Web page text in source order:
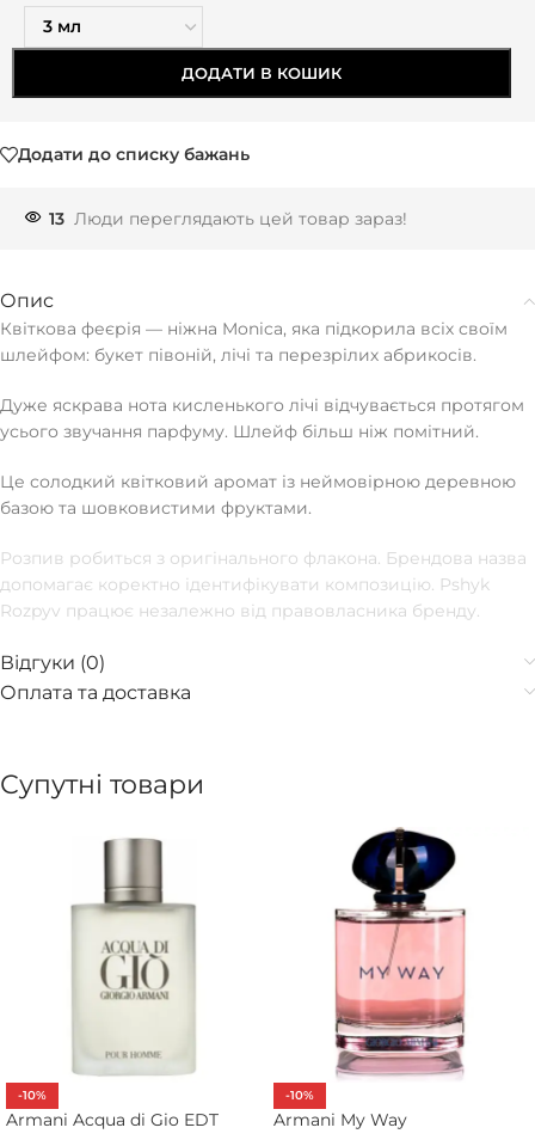
ДОДАТИ В КОШИК
Додати до списку бажань
13 Люди переглядають цей товар зараз!
Опис
Квіткова феєрія — ніжна Monica, яка підкорила всіх своїм
шлейфом: букет півоній, лічі та перезрілих абрикосів.
Дуже яскрава нота кисленького лічі відчувається протягом
усього звучання парфуму. Шлейф більш ніж помітний.
Це солодкий квітковий аромат із неймовірною деревною
базою та шовковистими фруктами.
Розпив робиться з оригінального флакона. Брендова назва
допомагає коректно ідентифікувати композицію. Pshyk
Rozpyv працює незалежно від правовласника бренду.
Відгуки (0)
Оплата та доставка
Супутні товари
-10%
Armani Acqua di Gio EDT
-10%
Armani My Way